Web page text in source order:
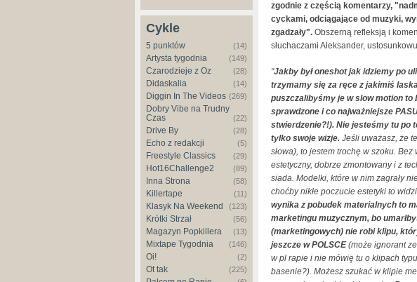
Cykle
5 punktów (14)
Artysta tygodnia (149)
Czarodzieje z Oz (28)
Didaskalia (14)
Diggin In The Videos (269)
Dobry Vibe na Trudny
Czas
(22)
Drive By (28)
Echo z redakcji (5)
Freestyle Classics (29)
Hot16Challenge2 (89)
Inna Strona (58)
Killertape (11)
Klasyk Na Weekend (123)
Krótki Strzał (56)
Magazyn Popkillera (13)
Mixtape Tygodnia (146)
Oi! (2)
Ot tak (225)
zgodnie z częścią komentarzy,
cyckami, odciągające od muzyki,
zgadzały". Obszerną refleksją i
słuchaczami Aleksander,
"Jakby był oneshot jak idziemy po
trzymamy się za ręce z jakimiś
puszczalibyśmy je w slow motion to
sprawdzone i co najważniejsze
stwierdzenie?!). Nie jesteśmy tu po
tylko swoje wizje. Jeśli uważasz, że
słowa), to jestem trochę w szoku.
estetyczny, dobrze zmontowany i z
siada. Modelki, które w nim zagrały
choćby nikłe poczucie estetyki to
wynika z pobudek materialnych to
marketingu muzycznym, bo
(marketingowych) nie robi klipu,
jeszcze w POLSCE(może ignorant
w pl rapie i nie mówię tu o klipach
basenie?). Możesz szukać w klipie